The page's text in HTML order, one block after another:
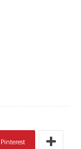
Pinterest